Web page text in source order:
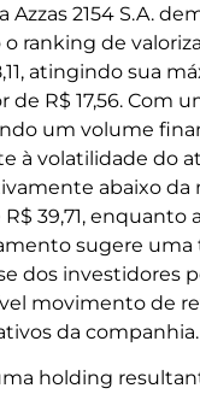
Azzas 2154 S.A.
o ranking de
atingindo sua
R$ 17,56. Com
um volume
à volatilidade do
abaixo da
39,71,
sugere
dos investidores
movimento de
da companhia.
holding